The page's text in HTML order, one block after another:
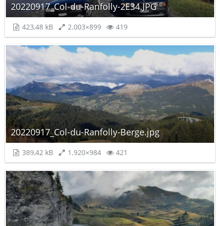
20220917_Col-du-Ranfolly-2E34.JPG
423,48 kB 2.003×899 419
20220917_Col-du-Ranfolly-Berge.jpg
389,42 kB 1.920×984 421